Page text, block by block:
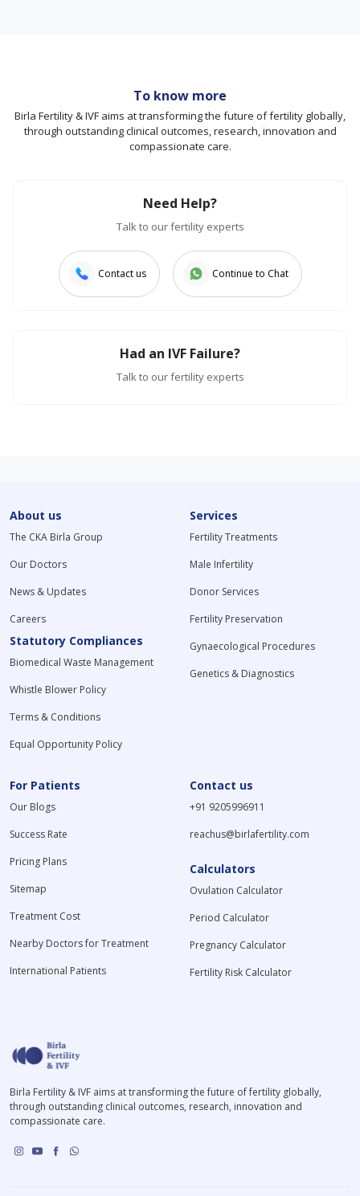
To know more
Birla Fertility & IVF aims at transforming the future of fertility globally,
through outstanding clinical outcomes, research, innovation and
compassionate care.
Need Help?
Talk to our fertility experts
Contact us Continue to Chat
Had an IVF Failure?
Talk to our fertility experts
About us
The CKA Birla Group
Our Doctors
News & Updates
Careers
Statutory Compliances
Biomedical Waste Management
Whistle Blower Policy
Terms & Conditions
Equal Opportunity Policy
Services
Fertility Treatments
Male Infertility
Donor Services
Fertility Preservation
Gynaecological Procedures
Genetics & Diagnostics
For Patients
Our Blogs
Success Rate
Pricing Plans
Sitemap
Treatment Cost
Nearby Doctors for Treatment
International Patients
Contact us
+91 9205996911
reachus@birlafertility.com
Calculators
Ovulation Calculator
Period Calculator
Pregnancy Calculator
Fertility Risk Calculator
Birla Fertility & IVF aims at transforming the future of fertility globally,
through outstanding clinical outcomes, research, innovation and
compassionate care.